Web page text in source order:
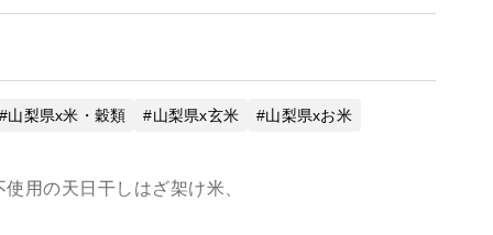
山梨県x米・穀類 山梨県x玄米 山梨県xお米
用の天日干しはざ架け米、